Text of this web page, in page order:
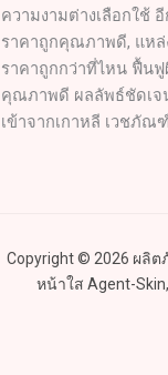
ความงามต่างเลือกใช้
ราคาถูกคุณภาพดี, แหล่
ราคาถูกกว่าที่ไหน ฟื้น
คุณภาพดี ผลลัพธ์ชัดเจ
เข้าจากเกาหลี เวชภั
Copyright © 2026 ผ
หน้าใส Agent-